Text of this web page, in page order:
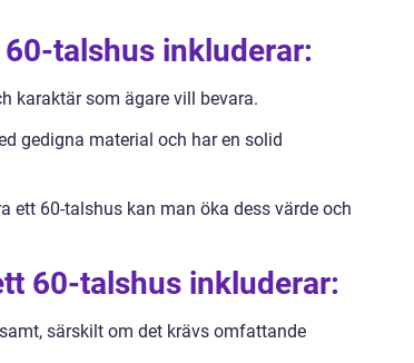
talshus inkluderar:
karaktär som ägare vill bevara.
gedigna material och har en solid
ett 60-talshus kan man öka dess värde och
60-talshus inkluderar:
särskilt om det krävs omfattande